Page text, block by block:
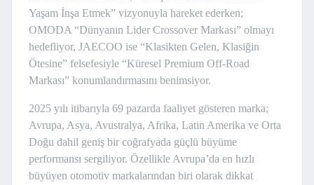
Yaşam İnşa Etmek” vizyonuyla hareket ederken;
OMODA “Dünyanın Lider Crossover Markası” olmayı
hedefliyor, JAECOO ise “Klasikten Gelen, Klasiğin
Ötesine” felsefesiyle “Küresel Premium Off-Road
Markası” konumlandırmasını benimsiyor.
2025 yılı itibarıyla 69 pazarda faaliyet gösteren marka;
Avrupa, Asya, Avustralya, Afrika, Latin Amerika ve Orta
Doğu dahil geniş bir coğrafyada güçlü büyüme
performansı sergiliyor. Özellikle Avrupa’da en hızlı
büyüyen otomotiv markalarından biri olarak dikkat